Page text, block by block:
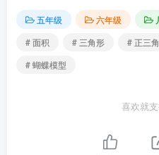
五年级 六年级
# 面积
# 三角形 # 正三
# 蝴蝶模型
喜欢就